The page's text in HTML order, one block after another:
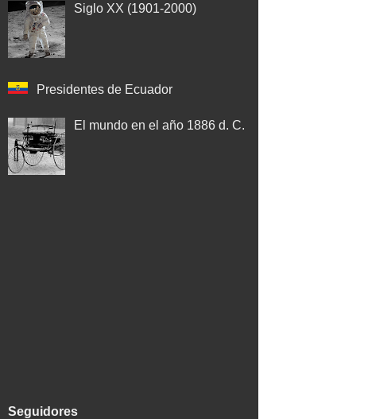
Siglo XX (1901-2000)
Presidentes de Ecuador
El mundo en el año 1886 d. C.
Seguidores